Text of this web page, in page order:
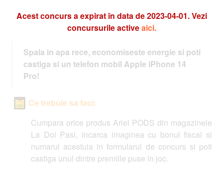
Acest concurs a expirat în data de 2023-04-01. Vezi
concursurile activeaici.
Spala in apa rece, economiseste energie si poti
castiga si un telefon mobil Apple iPhone 14
Pro!
Ce trebuie sa faci:
Cumpara orice produs Ariel PODS din magazinele
La Doi Pasi, incarca imaginea cu bonul fiscal si
numarul acestuia in formularul de concurs si poti
castiga unul dintre premiile puse in joc.